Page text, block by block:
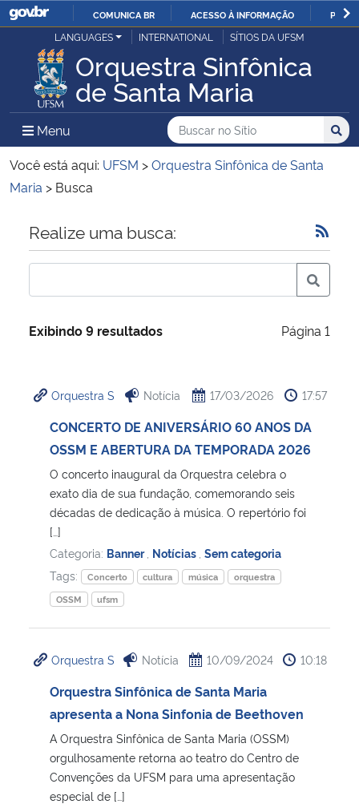
IR
PARA
CONTEÚDO
COMUNICA BR ACESSO À INFORMAÇÃO
Ministério da Justiça e Segurança Pública
Ministério da Defesa
Ministério das Relações Exteriores
Ministério da Educação
Ministério de Minas e Energia
Ministério da Ciência, Tecnologia, Inovações e Comunicações
Ministério do Turismo
Ministério do Desenvolvimento Regional
Controladoria-Geral da União
Ministério da Mulher, da Família e dos Direitos Humanos
Secretaria-Geral
Secretaria de Governo
LANGUAGES INTERNATIONAL SÍTIOS DA UFSM
Orquestra Sinfônica
de Santa Maria
Menu Menu Principal do Sítio
Busca
Buscar no no Sítio
Busca:
Você está aqui: UFSM >Orquestra Sinfônica de Santa
Maria > Busca
Início do conteúdo
Realize uma busca:
Exibindo 9 resultados Página 1
Orquestra S Notícia 17/03/2026 17:57
CONCERTO DE ANIVERSÁRIO 60 ANOS DA
OSSM E ABERTURA DA TEMPORADA 2026
O concerto inaugural da Orquestra celebra o
exato dia de sua fundação, comemorando seis
décadas de dedicação à música. O repertório foi
[…]
Categoria: Banner Notícias Sem categoria
Tags:
Concerto cultura música
orquestra
OSSM
ufsm
Orquestra S Notícia 10/09/2024 10:18
Orquestra Sinfônica de Santa Maria
apresenta a Nona Sinfonia de Beethoven
A Orquestra Sinfônica de Santa Maria (OSSM)
orgulhosamente retorna ao teatro do Centro de
Convenções da UFSM para uma apresentação
especial de […]